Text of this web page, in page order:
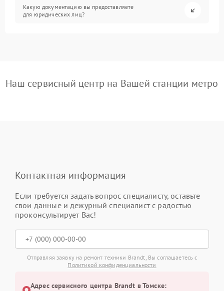
Какую документацию вы предоставляете
для юридических лиц?
Наш сервисный центр на Вашей станции метро
Контактная информация
Если требуется задать вопрос специалисту, оставьте
свои данные и дежурный специалист с радостью
проконсультирует Вас!
Отправляя заявку на ремонт техники Brandt, Вы соглашаетесь с
Политикой конфиденциальности
Адрес сервисного центра Brandt в Томске: